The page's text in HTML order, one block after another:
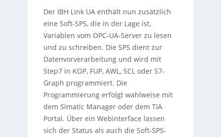
Der IBH Link UA enthält nun zusätzlich
eine Soft-SPS, die in der Lage ist,
Variablen vom OPC-UA-Server zu lesen
und zu schreiben. Die SPS dient zur
Datenvorverarbeitung und wird mit
Step7 in KOP, FUP, AWL, SCL oder S7-
Graph programmiert. Die
Programmierung erfolgt wahlweise mit
dem Simatic Manager oder dem TIA
Portal. Über ein Webinterface lassen
sich der Status als auch die Soft-SPS-